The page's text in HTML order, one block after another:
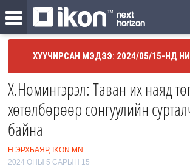
ХУУЧИРСАН МЭДЭЭ: 2024/05/15-НД
Х.Номингэрэл: Таван их наяд
хөтөлбөрөөр сонгуулийн
байна
Н.ЭРХБАЯР, IKON.MN
2024 ОНЫ 5 САРЫН 15